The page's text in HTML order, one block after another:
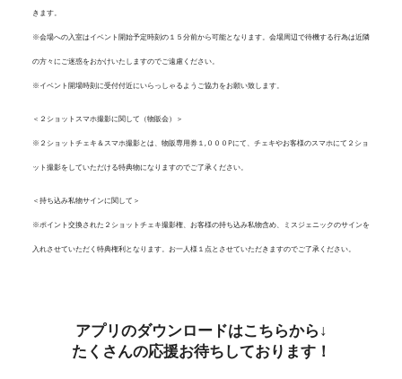
きます。
※会場への入室はイベント開始予定時刻の１５分前から可能となります。会場周辺で待機する行為は近隣
の方々にご迷惑をおかけいたしますのでご遠慮ください。
※イベント開場時刻に受付付近にいらっしゃるようご協力をお願い致します。
＜２ショットスマホ撮影に関して（物販会）＞
※２ショットチェキ＆スマホ撮影とは、物販専用券１,０００Pにて、チェキやお客様のスマホにて２ショ
ット撮影をしていただける特典物になりますのでご了承ください。
＜持ち込み私物サインに関して＞
※ポイント交換された２ショットチェキ撮影権、お客様の持ち込み私物含め、ミスジェニックのサインを
入れさせていただく特典権利となります。お一人様１点とさせていただきますのでご了承ください。
アプリのダウンロードはこちらから↓
たくさんの応援お待ちしております！